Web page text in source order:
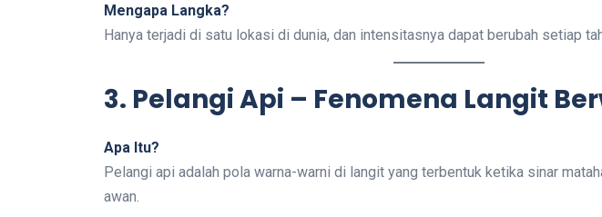
Mengapa Langka?
Hanya terjadi di satu lokasi di dunia, dan intensitasnya dapat berubah setiap
3. Pelangi Api – Fenomena Langit
Apa Itu?
Pelangi api adalah pola warna-warni di langit yang terbentuk ketika sinar
awan.